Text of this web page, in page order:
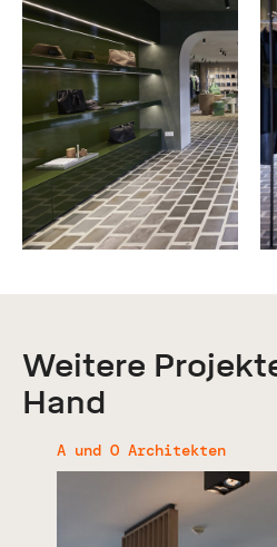
Weitere
Hand
A und O Architekten